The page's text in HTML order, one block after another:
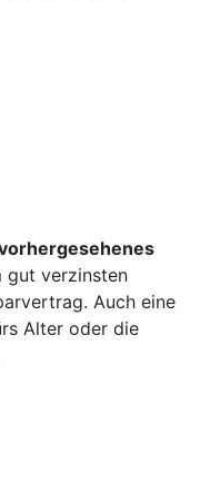
gut verzinsten
Auch eine
Alter oder die